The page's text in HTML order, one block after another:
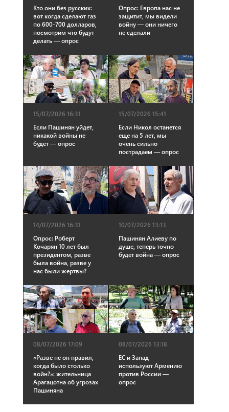
Кто они без русских:
вот когда сделают газ
по 600-700 долларов,
посмотрим что будут
делать — опрос
Опрос: Европа нас не
защитит, мы видели
войну — они ничего
не сделали
15/07/2026 16:31
Если Пашинян уйдет,
никакой войны не
будет — опрос
15/07/2026 15:41
Если Никол останется
еще на 5 лет, мы
очень сильно
пострадаем — опрос
14/07/2026 16:31
Опрос: Роберт
Кочарян 10 лет был
президентом, разве
была война, разве у
нас были жертвы?
10/07/2026 13:13
Пашинян Алиеву по
душе, теперь точно
будет война — опрос
08/07/2026 17:09
«Разве не он правил,
когда было столько
войн?»: жительница
Арагацотна об угрозах
Пашиняна
08/07/2026 13:18
ЕС и Запад
используют Армению
против России —
опрос